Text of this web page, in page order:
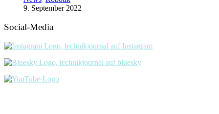
9. September 2022
Social-Media